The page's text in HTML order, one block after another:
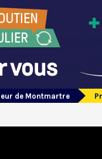
de Montmartre